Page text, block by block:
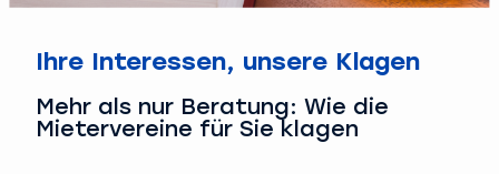
Ihre Interessen, unsere Klagen
Mehr als nur Beratung: Wie die
Mietervereine für Sie klagen